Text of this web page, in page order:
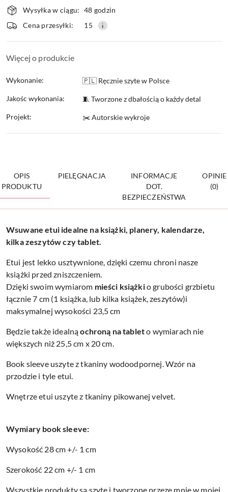
i
dostawa
Wysyłka w ciągu: 48 godzin
Cena przesyłki:
15
Więcej o produkcie
Wykonanie: 🇵🇱 Ręcznie szyte w Polsce
Jakośc wykonania: 🧵 Tworzone z dbałością o każdy detal
Projekt: ✂️ Autorskie wykroje
OPIS
PRODUKTU
PIELĘGNACJA
INFORMACJE
DOT.
BEZPIECZEŃSTWA
OPINIE
(0)
Wsuwane etui idealne na książki, planery, kalendarze,
kilka zeszytów czy tablet.
Etui jest lekko usztywnione, dzięki czemu chroni nasze
książki przed zniszczeniem.
Dzięki swoim wymiarom mieści książkio grubości grzbietu
łącznie 7 cm (1 książka, lub kilka książek, zeszytów)i
maksymalnej wysokości 23,5 cm
Będzie także idealnąochroną na tableto wymiarach nie
większych niż 25,5 cm x 20 cm.
Book sleeve uszyte z tkaniny wodoodpornej. Wzór na
przodzie i tyle etui.
Wnętrze etui uszyte z tkaniny pikowanej velvet.
Wymiary book sleeve:
Wysokość 28 cm +/- 1 cm
Szerokość 22 cm +/- 1 cm
Wszystkie produkty są szyte i tworzone przeze mnie w mojej